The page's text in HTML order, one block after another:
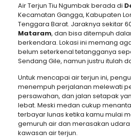
Air Terjun Tiu Ngumbak berada di
Kecamatan Gangga, Kabupaten
Tenggara Barat. Jaraknya sekitar
Mataram, dan bisa ditempuh
berkendara. Lokasi ini memang
belum seterkenal tetangganya
Sendang Gile, namun justru itulah
Untuk mencapai air terjun ini,
menempuh perjalanan melewati
persawahan, dan jalan setapak
lebat. Meski medan cukup
terbayar lunas ketika kamu mulai
gemuruh air dan merasakan
kawasan air terjun.